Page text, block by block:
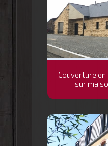
Couverture
sur